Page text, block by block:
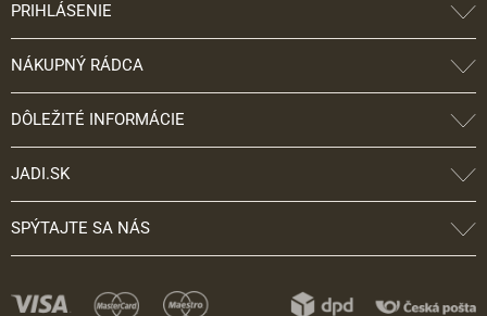
PRIHLÁSENIE
NÁKUPNÝ RÁDCA
DÔLEŽITÉ INFORMÁCIE
JADI.SK
SPÝTAJTE SA NÁS